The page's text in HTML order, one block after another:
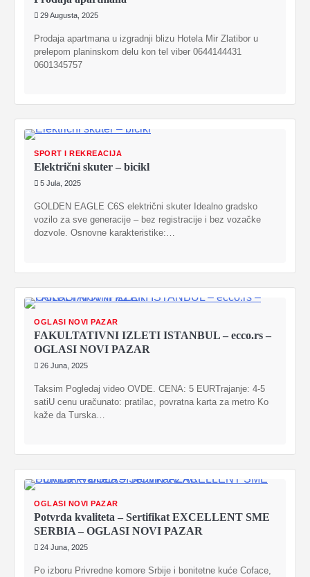
29 Augusta, 2025
Prodaja apartmana u izgradnji blizu Hotela Mir Zlatibor u
prelepom planinskom delu kon tel viber 0644144431
0601345757
SPORT I REKREACIJA
Električni skuter – bicikl
5 Jula, 2025
GOLDEN EAGLE C6S električni skuter Idealno gradsko
vozilo za sve generacije – bez registracije i bez vozačke
dozvole. Osnovne karakteristike:…
OGLASI NOVI PAZAR
FAKULTATIVNI IZLETI ISTANBUL – ecco.rs –
OGLASI NOVI PAZAR
26 Juna, 2025
Taksim Pogledaj video OVDE. CENA: 5 EURTrajanje: 4-5
satiU cenu uračunato: pratilac, povratna karta za metro Ko
kaže da Turska…
OGLASI NOVI PAZAR
Potvrda kvaliteta – Sertifikat EXCELLENT SME
SERBIA – OGLASI NOVI PAZAR
24 Juna, 2025
Po izboru Privredne komore Srbije i bonitetne kuće Coface,